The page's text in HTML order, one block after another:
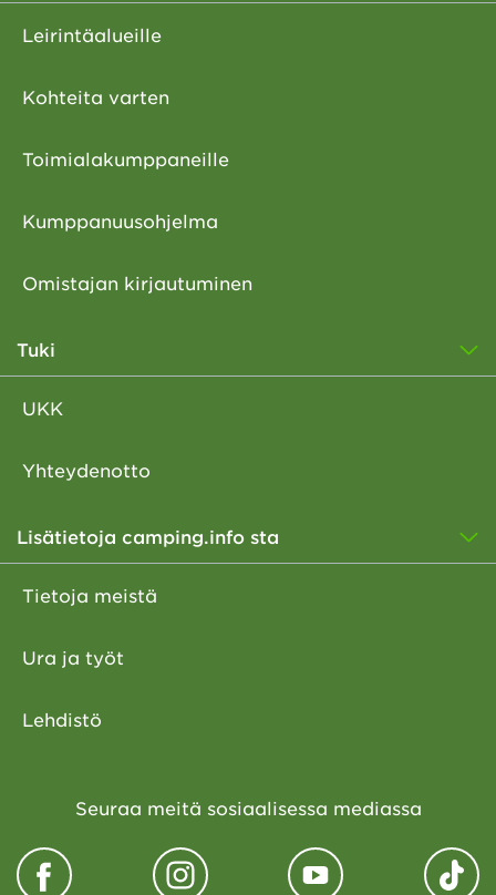
Leirintäalueille
Kohteita varten
Toimialakumppaneille
Kumppanuusohjelma
Omistajan kirjautuminen
Tuki
UKK
Yhteydenotto
Lisätietoja camping.info sta
Tietoja meistä
Ura ja työt
Lehdistö
Seuraa meitä sosiaalisessa mediassa